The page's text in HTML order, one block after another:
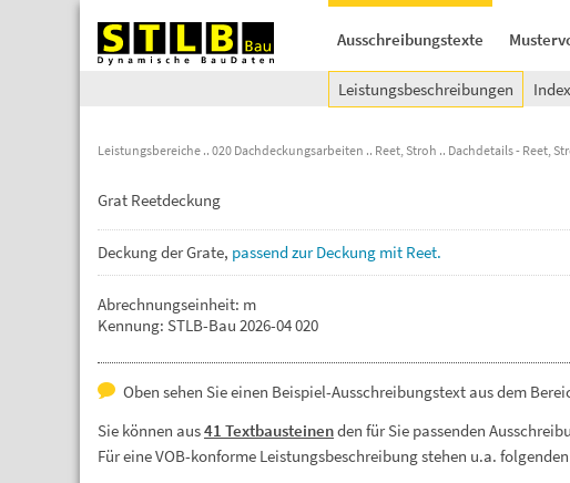
Ausschreibungstexte
Leistungsbeschreibungen Index
Leistungsbereiche 020 Dachdeckungsarbeiten Reet, Stroh Dachdetails - Reet,
Grat Reetdeckung
DeckungderGrate, passendzurDeckung mit Reet.
Abrechnungseinheit: m
Kennung: STLB-Bau 2026-04 020
Oben sehen Sie einen Beispiel-Ausschreibungstext aus dem
Sie können aus41 Textbausteinenden für Sie passenden
Für eine VOB-konforme Leistungsbeschreibung stehen u.a.